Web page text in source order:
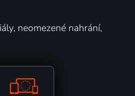
neomezené nahrání,